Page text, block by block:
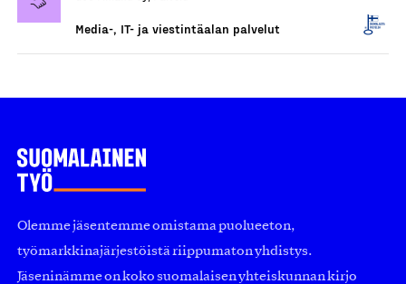
Media-, IT- ja viestintäalan palvelut
Olemme jäsentemme omistama puolueeton,
työmarkkinajärjestöistä riippumaton yhdistys.
Jäseninämme on koko suomalaisen yhteiskunnan kirjo